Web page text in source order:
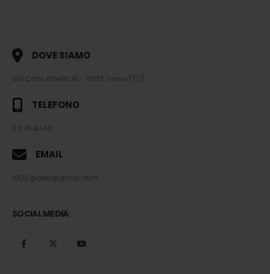
DOVE SIAMO
Via Carlo Alberto 41 - 10123 Torino (TO)
TELEFONO
011.76.40.401
EMAIL
1000.gioielli@gmail.com
SOCIAL MEDIA